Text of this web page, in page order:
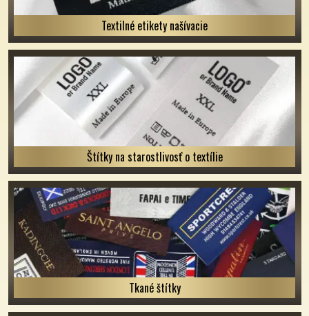
Textilné etikety našívacie
Štítky na starostlivosť o textílie
Tkané štítky